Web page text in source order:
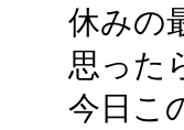
休みの
思った
今日こ